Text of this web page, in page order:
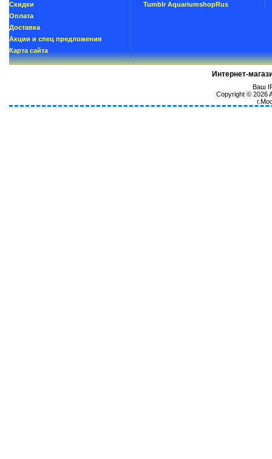
Скидки
Oплатa
Доставка
Акции и спец предложения
Карта сайта
Tumblr AquariumshopRus
Интернет-
Ваш
Copyright © 2026